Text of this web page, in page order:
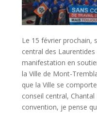
Le 15 février prochain,
central des
manifestation en
la Ville de Mont-
que la Ville se
conseil central,
convention, je pense